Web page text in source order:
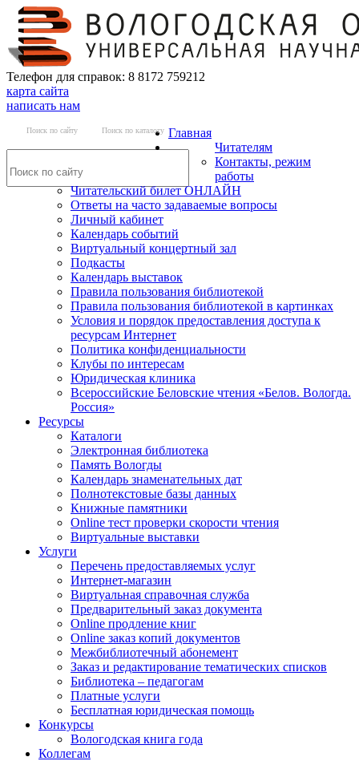
Телефон для справок: 8 8172 759212
карта сайта
написать нам
Поиск по сайту Поиск по каталогу Главная
Читателям
Контакты, режим
работы
Читательский билет ОНЛАЙН
Ответы на часто задаваемые вопросы
Личный кабинет
Календарь событий
Виртуальный концертный зал
Подкасты
Календарь выставок
Правила пользования библиотекой
Правила пользования библиотекой в картинках
Условия и порядок предоставления доступа к
ресурсам Интернет
Политика конфиденциальности
Клубы по интересам
Юридическая клиника
Всероссийские Беловские чтения «Белов. Вологда.
Россия»
Ресурсы
Каталоги
Электронная библиотека
Память Вологды
Календарь знаменательных дат
Полнотекстовые базы данных
Книжные памятники
Online тест проверки скорости чтения
Виртуальные выставки
Услуги
Перечень предоставляемых услуг
Интернет-магазин
Виртуальная справочная служба
Предварительный заказ документа
Online продление книг
Online заказ копий документов
Межбиблиотечный абонемент
Заказ и редактирование тематических списков
Библиотека – педагогам
Платные услуги
Бесплатная юридическая помощь
Конкурсы
Вологодская книга года
Коллегам